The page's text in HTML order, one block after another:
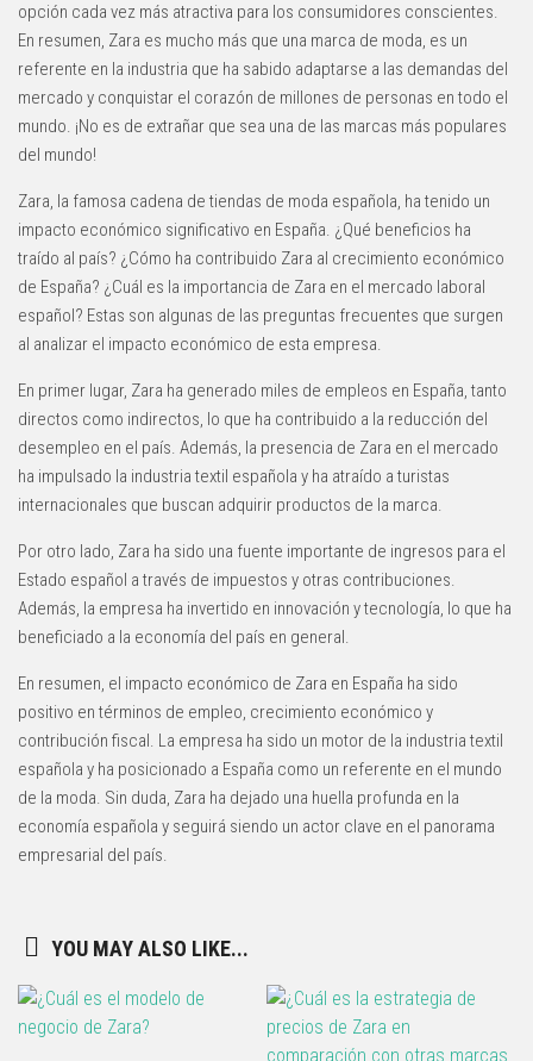
opción cada vez más atractiva para los consumidores conscientes.
En resumen, Zara es mucho más que una marca de moda, es un
referente en la industria que ha sabido adaptarse a las demandas del
mercado y conquistar el corazón de millones de personas en todo el
mundo. ¡No es de extrañar que sea una de las marcas más populares
del mundo!
Zara, la famosa cadena de tiendas de moda española, ha tenido un
impacto económico significativo en España. ¿Qué beneficios ha
traído al país? ¿Cómo ha contribuido Zara al crecimiento económico
de España? ¿Cuál es la importancia de Zara en el mercado laboral
español? Estas son algunas de las preguntas frecuentes que surgen
al analizar el impacto económico de esta empresa.
En primer lugar, Zara ha generado miles de empleos en España, tanto
directos como indirectos, lo que ha contribuido a la reducción del
desempleo en el país. Además, la presencia de Zara en el mercado
ha impulsado la industria textil española y ha atraído a turistas
internacionales que buscan adquirir productos de la marca.
Por otro lado, Zara ha sido una fuente importante de ingresos para el
Estado español a través de impuestos y otras contribuciones.
Además, la empresa ha invertido en innovación y tecnología, lo que ha
beneficiado a la economía del país en general.
En resumen, el impacto económico de Zara en España ha sido
positivo en términos de empleo, crecimiento económico y
contribución fiscal. La empresa ha sido un motor de la industria textil
española y ha posicionado a España como un referente en el mundo
de la moda. Sin duda, Zara ha dejado una huella profunda en la
economía española y seguirá siendo un actor clave en el panorama
empresarial del país.
YOU MAY ALSO LIKE...